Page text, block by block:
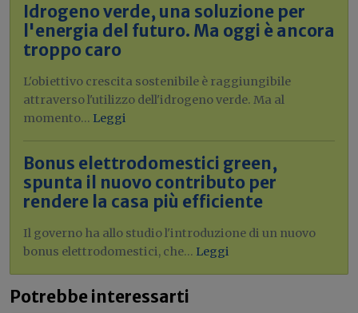
Idrogeno verde, una soluzione per
l'energia del futuro. Ma oggi è ancora
troppo caro
L'obiettivo crescita sostenibile è raggiungibile
attraverso l'utilizzo dell'idrogeno verde. Ma al
momento... Leggi
Bonus elettrodomestici green,
spunta il nuovo contributo per
rendere la casa più efficiente
Il governo ha allo studio l'introduzione di un nuovo
bonus elettrodomestici, che... Leggi
Potrebbe interessarti